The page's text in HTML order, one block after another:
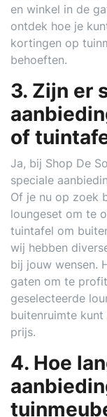
en winkel in de
ontdek hoe je
kortingen op
behoeften.
3. Zijn er
of
Ja, bij Shop De
speciale
Of je nu op zoek
loungeset om te
tuintafel om
wij hebben
bij jouw wensen.
gaten om te
geselecteerde
buitenruimte
prijs.
4. Hoe